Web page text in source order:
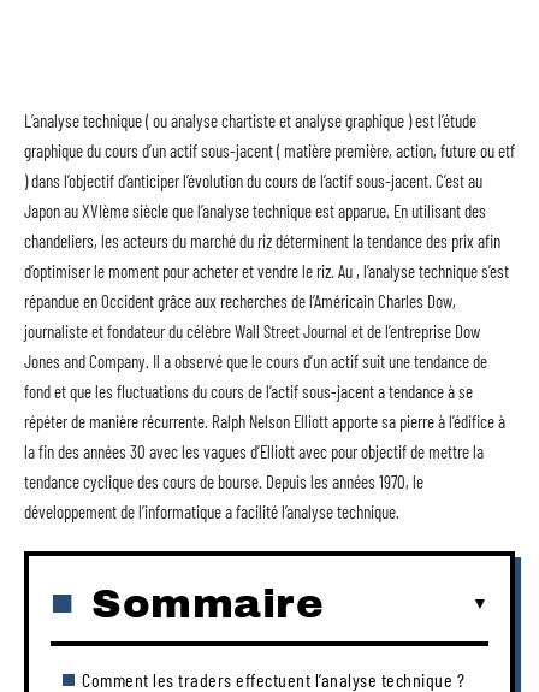
L’analyse technique ( ou analyse chartiste et analyse graphique ) est l’étude
graphique du cours d’un actif sous-jacent ( matière première, action, future ou etf
) dans l’objectif d’anticiper l’évolution du cours de l’actif sous-jacent. C’est au
Japon au XVIème siècle que l’analyse technique est apparue. En utilisant des
chandeliers, les acteurs du marché du riz déterminent la tendance des prix afin
d’optimiser le moment pour acheter et vendre le riz. Au , l’analyse technique s’est
répandue en Occident grâce aux recherches de l’Américain Charles Dow,
journaliste et fondateur du célèbre Wall Street Journal et de l’entreprise Dow
Jones and Company. Il a observé que le cours d’un actif suit une tendance de
fond et que les fluctuations du cours de l’actif sous-jacent a tendance à se
répéter de manière récurrente. Ralph Nelson Elliott apporte sa pierre à l’édifice à
la fin des années 30 avec les vagues d’Elliott avec pour objectif de mettre la
tendance cyclique des cours de bourse. Depuis les années 1970, le
développement de l’informatique a facilité l’analyse technique.
Sommaire
Comment les traders effectuent l’analyse technique ?